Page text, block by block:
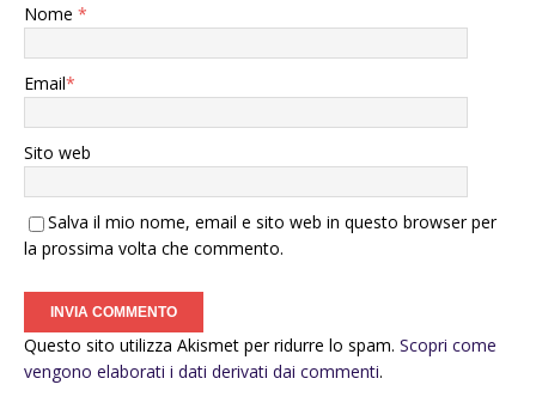
Nome *
Email*
Sito web
Salva il mio nome, email e sito web in questo browser per
la prossima volta che commento.
Questo sito utilizza Akismet per ridurre lo spam. Scopri come
vengono elaborati i dati derivati dai commenti.